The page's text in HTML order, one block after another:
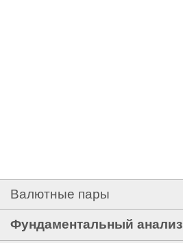
Валютные пары
Фундаментальный анализ